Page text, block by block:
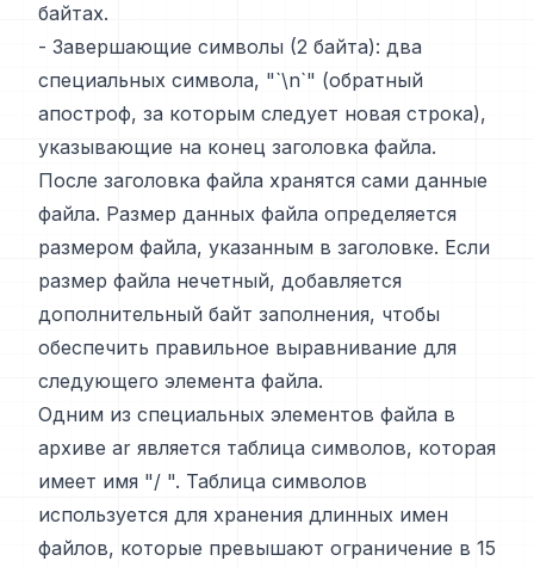
байтах.
- Завершающие символы (2 байта): два
специальных символа, "`\n`" (обратный
апостроф, за которым следует новая строка),
указывающие на конец заголовка файла.
После заголовка файла хранятся сами данные
файла. Размер данных файла определяется
размером файла, указанным в заголовке. Если
размер файла нечетный, добавляется
дополнительный байт заполнения, чтобы
обеспечить правильное выравнивание для
следующего элемента файла.
Одним из специальных элементов файла в
архиве ar является таблица символов, которая
имеет имя "/ ". Таблица символов
используется для хранения длинных имен
файлов, которые превышают ограничение в 15